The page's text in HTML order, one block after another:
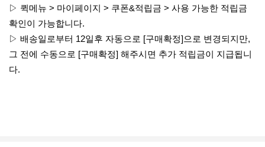
▷ 퀵메뉴 > 마이페이지 > 쿠폰&적립금 > 사용 가능한 적립금
확인이 가능합니다.
▷ 배송일로부터 12일후 자동으로 [구매확정]으로 변경되지만,
그 전에 수동으로 [구매확정] 해주시면 추가 적립금이 지급됩니
다.